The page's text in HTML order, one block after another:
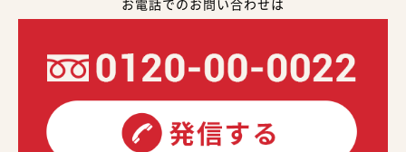
お電話でのお問い合わせは